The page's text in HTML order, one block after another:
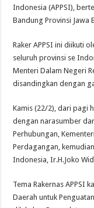
Indonesia (APPSI),
Bandung Provinsi Jawa
Raker APPSI ini diikuti
seluruh provinsi se
Menteri Dalam Negeri
disandingkan dengan
Kamis (22/2), dari pagi
dengan narasumber
Perhubungan,
Perdagangan,
Indonesia, Ir.H.Joko
Tema Rakernas APPSI
Daerah untuk